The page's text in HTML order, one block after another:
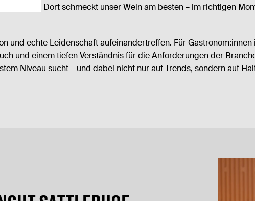
Dort schmeckt unser Wein am besten – im richtigen
und echte Leidenschaft aufeinandertreffen. Für
und einem tiefen Verständnis für die Anforderungen der
Niveau sucht – und dabei nicht nur auf Trends, sondern auf